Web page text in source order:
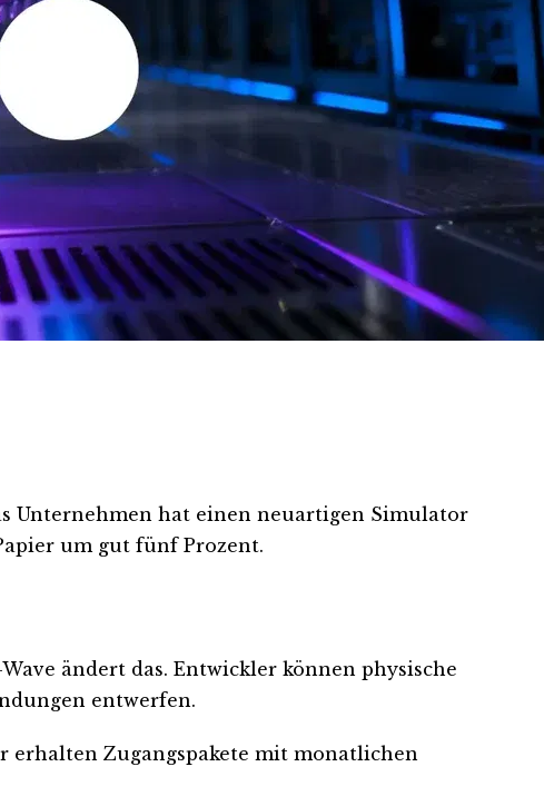
Unternehmen hat einen neuartigen Simulator
um gut fünf Prozent.
ändert das. Entwickler können physische
entwerfen.
erhalten Zugangspakete mit monatlichen